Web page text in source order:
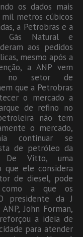
os dados mais
metros cúbicos
a Petrobras e a
Gás Natural e
aos pedidos
mesmo após a
a ANP vem
no setor de
que a Petrobras
o mercado a
de refino no
não tem
o mercado,
continuar se
de petróleo da
De Vitto, uma
que ele considera
de diesel, pode
como a que os
presidente da J
John Forman,
a ideia de
para atender